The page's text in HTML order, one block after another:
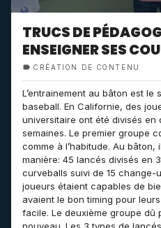
TRUCS DE
ENSEIGNER SES
CRÉATION DE CONTENU
L’entrainement au bâton est le
baseball. En Californie, des
universitaire ont été divisés en
semaines. Le premier groupe
comme à l’habitude. Au
manière: 45 lancés divisés en
curveballs suivi de 15 change-
joueurs étaient capables de
avaient le bon timing pour
facile. Le deuxième groupe dû